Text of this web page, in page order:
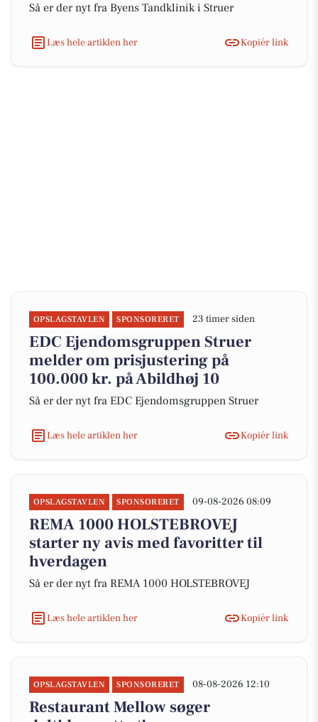
Så er der nyt fra Byens Tandklinik i Struer
Læs hele artiklen her Kopiér link
OPSLAGSTAVLEN SPONSORERET 23 timer siden
EDC Ejen­doms­grup­pen Struer
melder om prisjustering på
100.000 kr. på Abildhøj 10
Så er der nyt fra EDC Ejen­doms­grup­pen Struer
Læs hele artiklen her Kopiér link
OPSLAGSTAVLEN SPONSORERET 09-08-2026 08:09
REMA 1000 HOLSTEBROVEJ
starter ny avis med favoritter til
hverdagen
Så er der nyt fra REMA 1000 HOLSTEBROVEJ
Læs hele artiklen her Kopiér link
OPSLAGSTAVLEN SPONSORERET 08-08-2026 12:10
Restaurant Mellow søger